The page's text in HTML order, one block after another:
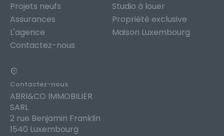
Projets neufs
Assurances
L'agence
Contactez-nous
Studio à louer
Propriété exclusive
Maison Luxembourg
Contactez-nous
ABRI&CO IMMOBILIER
SARL
2 rue Benjamin Franklin
1540 Luxembourg